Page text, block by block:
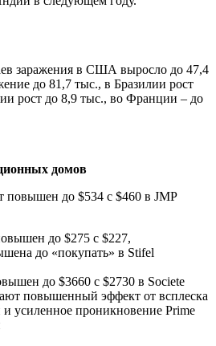
заражения в США выросло до 47,4
до 81,7 тыс., в Бразилии рост
рост до 8,9 тыс., во Франции – до
домов
повышен до $534 с $460 в JMP
до $275 с $227,
до «покупать» в Stifel
до $3660 с $2730 в Societe
повышенный эффект от всплеска
усиленное проникновение Prime